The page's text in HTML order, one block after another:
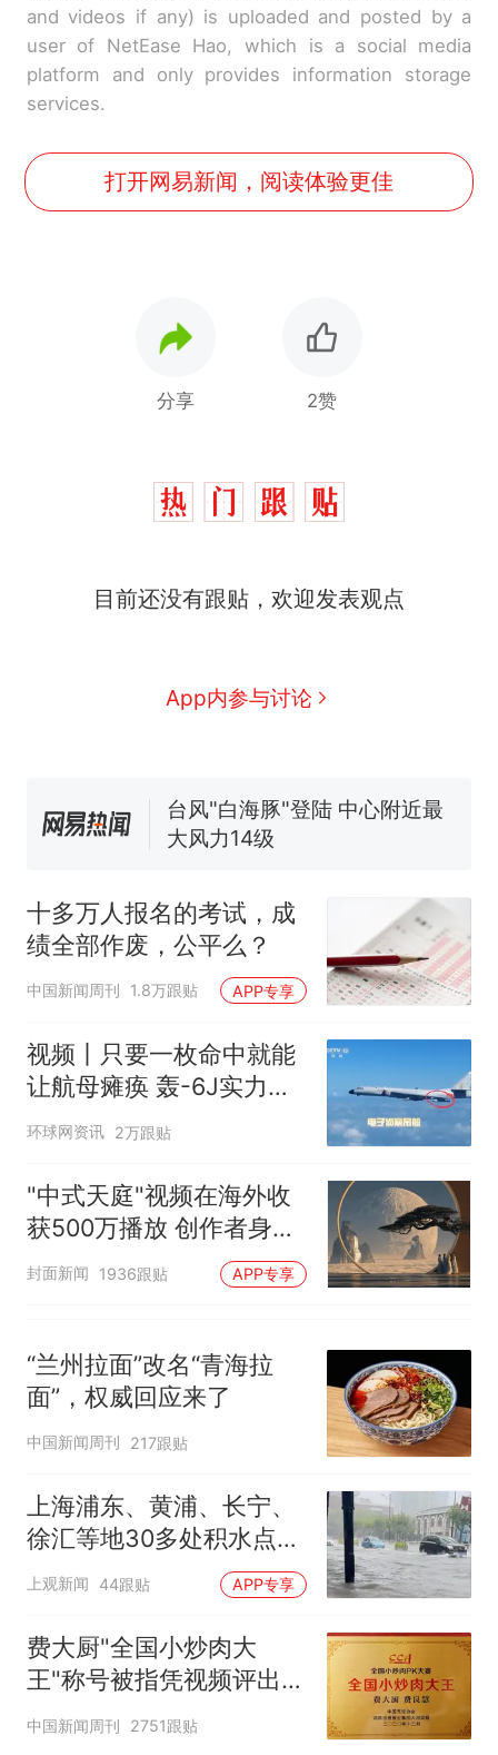
and videos if any) is uploaded and posted by a
user of NetEase Hao, which is a social media
platform and only provides information storage
services.
打开网易新闻，阅读体验更佳
分享 2赞
目前还没有跟贴，欢迎发表观点
App内参与讨论
热
十多万人报名的考试，成绩
家，刚改国名，总统就邀请中
了……
视频丨只要一枚命中就能让航
母瘫痪 轰-6J实力有多强？
台风"白海豚"登陆 中心附近最
大风力14级
全部作废，公平么？
十多万人报名的考试，成
绩全部作废，公平么？
中国新闻周刊 1.8万跟贴 APP专享
视频丨只要一枚命中就能
让航母瘫痪 轰-6J实力有
多强？
环球网资讯 2万跟贴
"中式天庭"视频在海外收
获500万播放 创作者身份
披露
封面新闻 1936跟贴 APP专享
“兰州拉面”改名“青海拉
面”，权威回应来了
中国新闻周刊 217跟贴
上海浦东、黄浦、长宁、
徐汇等地30多处积水点正
在抢排
上观新闻 44跟贴 APP专享
费大厨"全国小炒肉大
王"称号被指凭视频评出
官方回应
中国新闻周刊 2751跟贴